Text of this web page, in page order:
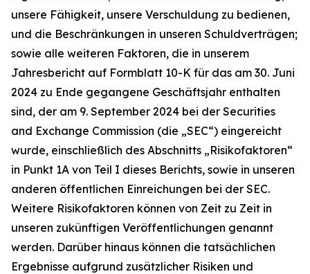
unsere Fähigkeit, unsere Verschuldung zu bedienen,
und die Beschränkungen in unseren Schuldverträgen;
sowie alle weiteren Faktoren, die in unserem
Jahresbericht auf Formblatt 10-K für das am 30. Juni
2024 zu Ende gegangene Geschäftsjahr enthalten
sind, der am 9. September 2024 bei der Securities
and Exchange Commission (die „SEC“) eingereicht
wurde, einschließlich des Abschnitts „Risikofaktoren“
in Punkt 1A von Teil I dieses Berichts, sowie in unseren
anderen öffentlichen Einreichungen bei der SEC.
Weitere Risikofaktoren können von Zeit zu Zeit in
unseren zukünftigen Veröffentlichungen genannt
werden. Darüber hinaus können die tatsächlichen
Ergebnisse aufgrund zusätzlicher Risiken und